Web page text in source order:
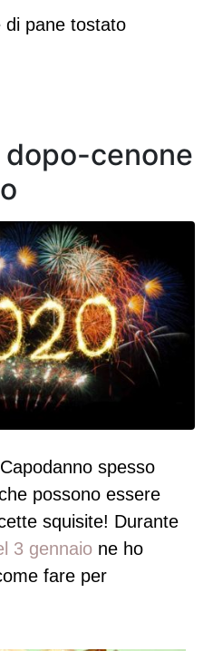
di pane tostato
cenone
spesso
possono essere
squisite! Durante
3 gennaio ne ho
fare per